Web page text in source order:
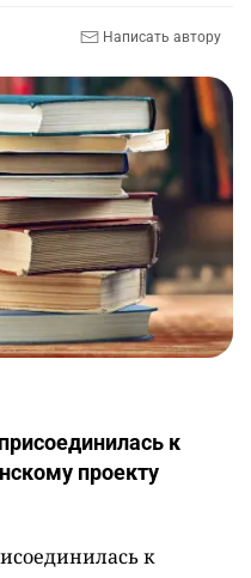
Написать автору
к
проекту
к